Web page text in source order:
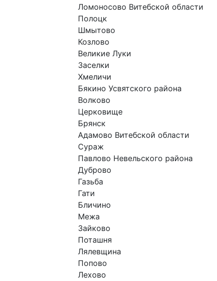
Ломоносово Витебской области
Полоцк
Шмытово
Козлово
Великие Луки
Заселки
Хмеличи
Бякино Усвятского района
Волково
Церковище
Брянск
Адамово Витебской области
Сураж
Павлово Невельского района
Дуброво
Газьба
Гати
Бличино
Межа
Зайково
Поташня
Лялевщина
Попово
Лехово